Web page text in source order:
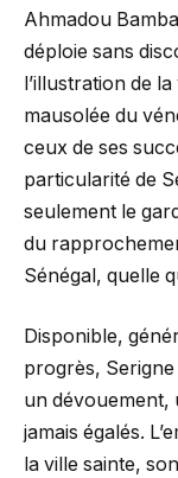
Ahmadou
déploie sans
l’illustration de
mausolée du
ceux de ses
particularité de
seulement le
du
Sénégal, quelle
Disponible,
progrès,
un dévouement,
jamais égalés.
la ville sainte,